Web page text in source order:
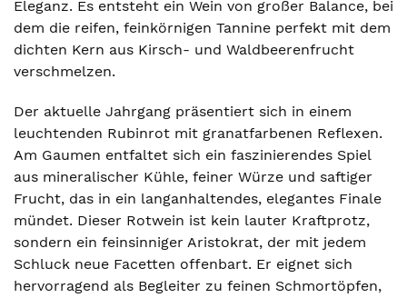
Eleganz. Es entsteht ein Wein von großer Balance, bei
dem die reifen, feinkörnigen Tannine perfekt mit dem
dichten Kern aus Kirsch- und Waldbeerenfrucht
verschmelzen.
Der aktuelle Jahrgang präsentiert sich in einem
leuchtenden Rubinrot mit granatfarbenen Reflexen.
Am Gaumen entfaltet sich ein faszinierendes Spiel
aus mineralischer Kühle, feiner Würze und saftiger
Frucht, das in ein langanhaltendes, elegantes Finale
mündet. Dieser Rotwein ist kein lauter Kraftprotz,
sondern ein feinsinniger Aristokrat, der mit jedem
Schluck neue Facetten offenbart. Er eignet sich
hervorragend als Begleiter zu feinen Schmortöpfen,